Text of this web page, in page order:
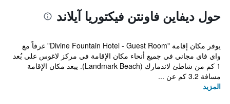
حول ديفاين فاونتن فيكتوريا آيلاند
يوفر مكان إقامة "Divine Fountain Hotel - Guest Room" غرفاً مع
واي فاي مجاني في جميع أنحاء مكان الإقامة في مركز لاغوس على بُعد
1 كم من شاطئ لاندمارك (Landmark Beach). يبعد مكان الإقامة
مسافة 3.2 كم عن ...
المزيد